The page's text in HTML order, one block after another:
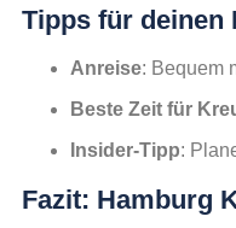
Tipps für deinen
Anreise: Bequem
Beste Zeit für
Insider-Tipp:
Fazit: Hamburg